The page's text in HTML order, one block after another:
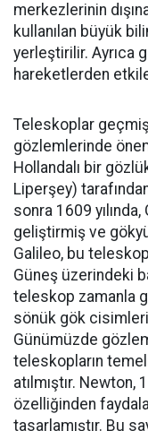
merkezlerinin
kullanılan büyük
yerleştirilir. Ayrıca
hareketlerden
Teleskoplar
gözlemlerinde
Hollandalı bir
Liperşey)
sonra 1609
geliştirmiş ve
Galileo, bu
Güneş üzerindeki
teleskop zamanla
sönük gök
Günümüzde
teleskopların
atılmıştır. Newton,
özelliğinden
tasarlamıştır. Bu